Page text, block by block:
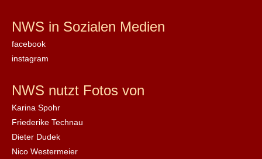
NWS in Sozialen Medien
facebook
instagram
NWS nutzt Fotos von
Karina Spohr
Friederike Technau
Dieter Dudek
Nico Westermeier